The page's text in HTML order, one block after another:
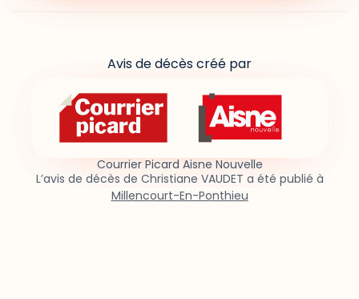
Avis de décès créé par
Courrier Picard Aisne Nouvelle
L’avis de décès de Christiane VAUDET a été publié à
Millencourt-En-Ponthieu